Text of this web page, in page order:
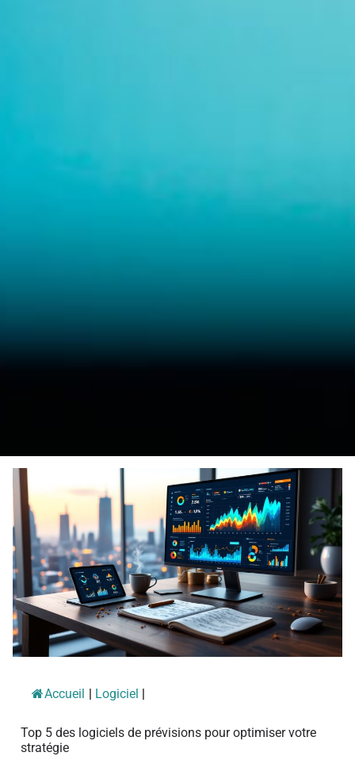
Accueil Logiciel
Top 5 des logiciels de prévisions pour optimiser votre
stratégie